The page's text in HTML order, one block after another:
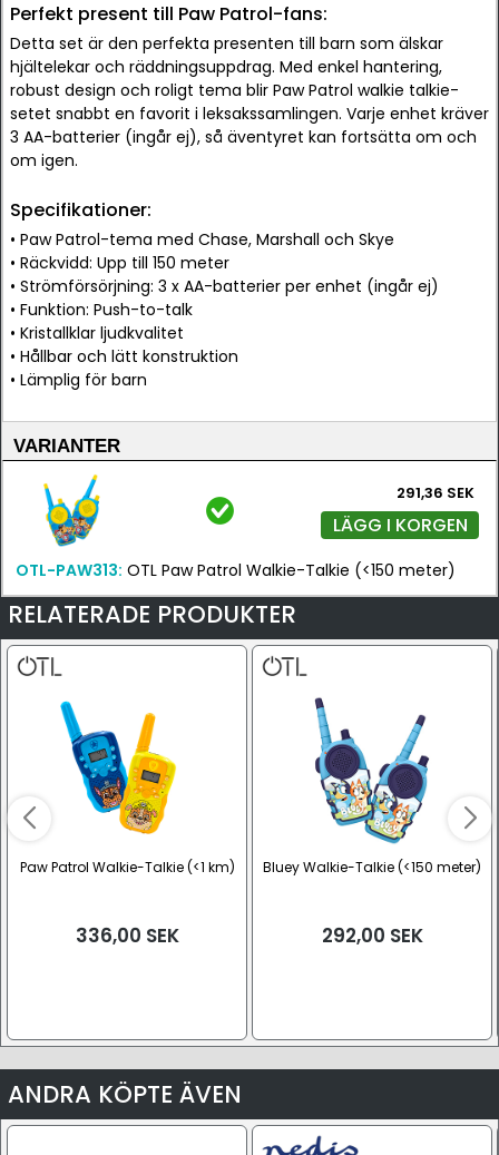
Perfekt present till Paw Patrol-fans:
Detta set är den perfekta presenten till barn som älskar
hjältelekar och räddningsuppdrag. Med enkel hantering,
robust design och roligt tema blir Paw Patrol walkie talkie-
setet snabbt en favorit i leksakssamlingen. Varje enhet kräver
3 AA-batterier (ingår ej), så äventyret kan fortsätta om och
om igen.
Specifikationer:
• Paw Patrol-tema med Chase, Marshall och Skye
• Räckvidd: Upp till 150 meter
• Strömförsörjning: 3 x AA-batterier per enhet (ingår ej)
• Funktion: Push-to-talk
• Kristallklar ljudkvalitet
• Hållbar och lätt konstruktion
• Lämplig för barn
VARIANTER
291,36 SEK
LÄGG I KORGEN
OTL-PAW313: OTL Paw Patrol Walkie-Talkie (<150 meter)
RELATERADE PRODUKTER
Paw Patrol Walkie-Talkie (<1 km)
336,00 SEK
Bluey Walkie-Talkie (<150 meter)
292,00 SEK
ANDRA KÖPTE ÄVEN